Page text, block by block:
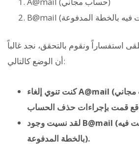
استفساراً ونقوم بالتحقق، نجد غالباً
أن الوضع كالتالي:
كنت تنوي إلغاء A@mail (حساب مجاني)، ولكنك في
لقد نسيت وجود B@mail (الحساب الذي اشتركت فيه
بالخطة المدفوعة).